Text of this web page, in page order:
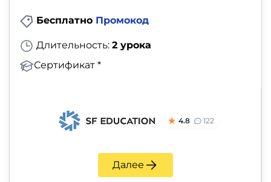
Бесплатно Промокод
Длительность: 2 урока
Сертификат *
4.8 122
Далее